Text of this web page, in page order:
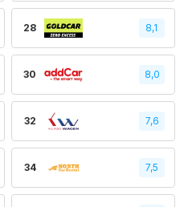
28 8,1
30 8,0
32 7,6
34 7,5